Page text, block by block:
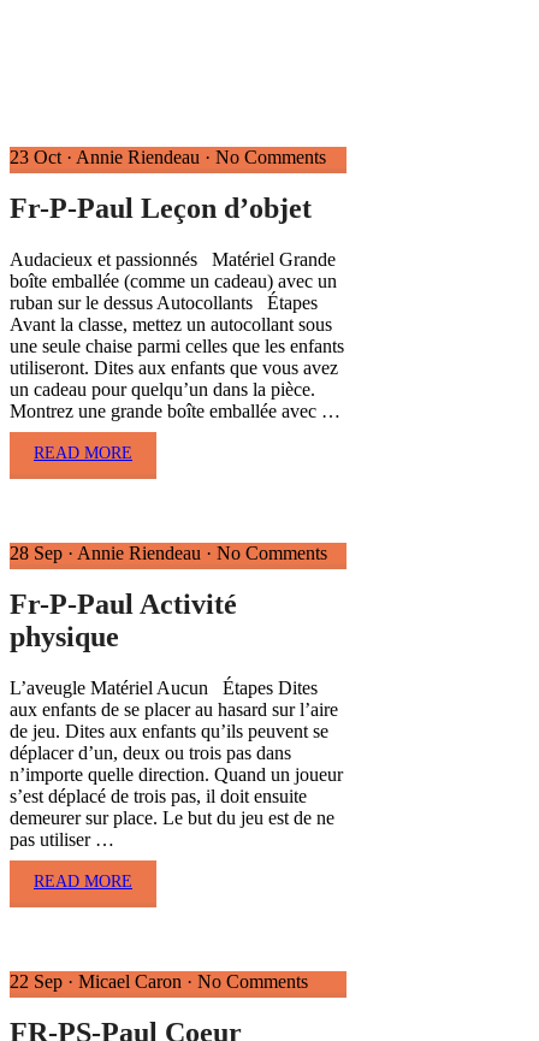
23 Oct · Annie Riendeau · No Comments
Fr-P-Paul Leçon d’objet
Audacieux et passionnés Matériel Grande
boîte emballée (comme un cadeau) avec un
ruban sur le dessus Autocollants Étapes
Avant la classe, mettez un autocollant sous
une seule chaise parmi celles que les enfants
utiliseront. Dites aux enfants que vous avez
un cadeau pour quelqu’un dans la pièce.
Montrez une grande boîte emballée avec …
READ MORE
28 Sep · Annie Riendeau · No Comments
Fr-P-Paul Activité
physique
L’aveugle Matériel Aucun Étapes Dites
aux enfants de se placer au hasard sur l’aire
de jeu. Dites aux enfants qu’ils peuvent se
déplacer d’un, deux ou trois pas dans
n’importe quelle direction. Quand un joueur
s’est déplacé de trois pas, il doit ensuite
demeurer sur place. Le but du jeu est de ne
pas utiliser …
READ MORE
22 Sep · Micael Caron · No Comments
FR-PS-Paul Coeur